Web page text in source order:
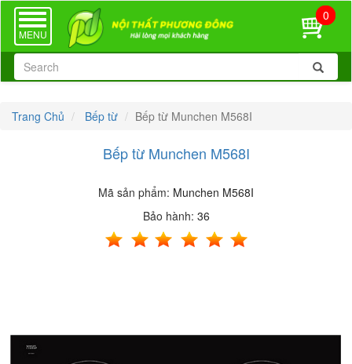
TOGGLE
NAVIGATION
MENU
0
Trang Chủ Bếp từ Bếp từ Munchen M568I
Bếp từ Munchen M568I
Mã sản phẩm: Munchen M568I
Bảo hành: 36